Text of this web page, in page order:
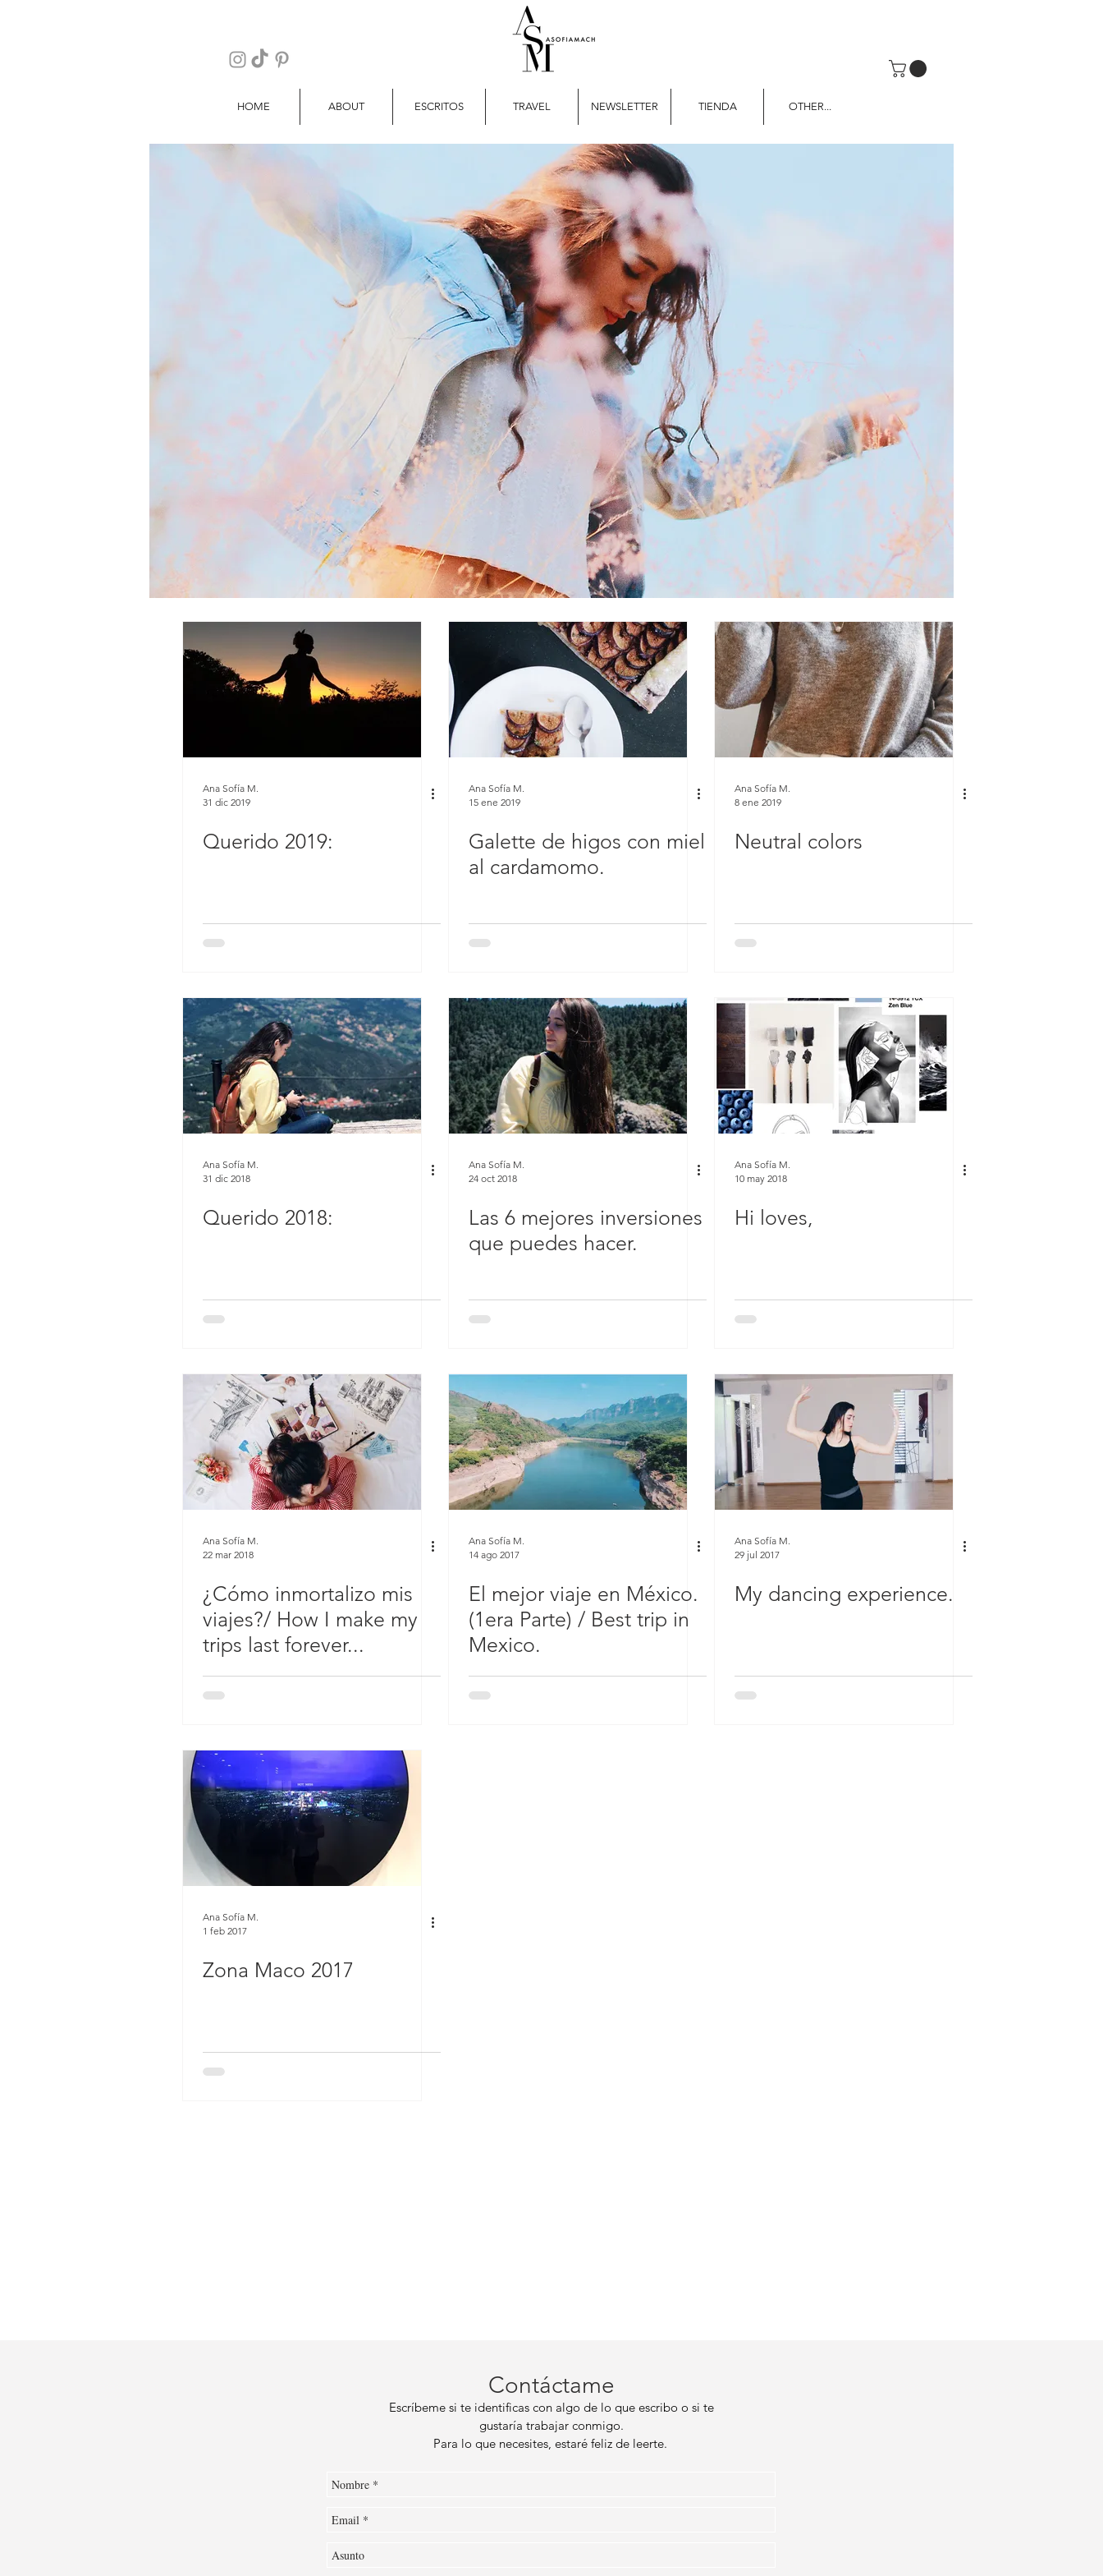
HOME ABOUT ESCRITOS TRAVEL NEWSLETTER TIENDA OTHER...
blogger travel food viajes comida hotspots
Ana Sofía M.
31 dic 2019
Querido 2019:
Ana Sofía M.
15 ene 2019
Galette de higos con miel
al cardamomo.
Ana Sofía M.
8 ene 2019
Neutral colors
Ana Sofía M.
31 dic 2018
Querido 2018:
Ana Sofía M.
24 oct 2018
Las 6 mejores inversiones
que puedes hacer.
Ana Sofía M.
10 may 2018
Hi loves,
Ana Sofía M.
22 mar 2018
¿Cómo inmortalizo mis
viajes?/ How I make my
trips last forever...
Ana Sofía M.
14 ago 2017
El mejor viaje en México.
(1era Parte) / Best trip in
Mexico.
Ana Sofía M.
29 jul 2017
My dancing experience.
Ana Sofía M.
1 feb 2017
Zona Maco 2017
Contáctame
Escríbeme si te identificas con algo de lo que escribo o si te
gustaría trabajar conmigo.
Para lo que necesites, estaré feliz de leerte.